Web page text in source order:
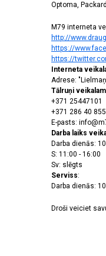
Optoma,
M79 interneta
http://
https://
https://
Interneta
Adrese:
Tālruņi veikalam
+371 25447101
+371 286 40 855
E-pasts:
Darba laiks
Darba dienās:
S: 11:00 - 16:00
Sv: slēgts
Serviss:
Darba dienās:
Droši veiciet